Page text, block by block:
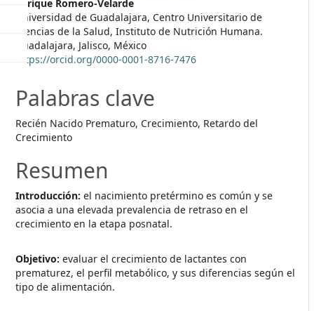
Enrique Romero-Velarde
Universidad de Guadalajara, Centro Universitario de
Ciencias de la Salud, Instituto de Nutrición Humana.
Guadalajara, Jalisco, México
https://orcid.org/0000-0001-8716-7476
Palabras clave
Recién Nacido Prematuro, Crecimiento, Retardo del
Crecimiento
Resumen
Introducción: el nacimiento pretérmino es común y se
asocia a una elevada prevalencia de retraso en el
crecimiento en la etapa posnatal.
Objetivo: evaluar el crecimiento de lactantes con
prematurez, el perfil metabólico, y sus diferencias según el
tipo de alimentación.